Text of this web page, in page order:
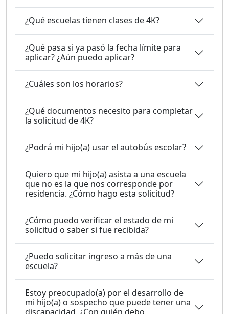
¿Qué escuelas tienen clases de 4K?
¿Qué pasa si ya pasó la fecha límite para
aplicar? ¿Aún puedo aplicar?
¿Cuáles son los horarios?
¿Qué documentos necesito para completar
la solicitud de 4K?
¿Podrá mi hijo(a) usar el autobús escolar?
Quiero que mi hijo(a) asista a una escuela
que no es la que nos corresponde por
residencia. ¿Cómo hago esta solicitud?
¿Cómo puedo verificar el estado de mi
solicitud o saber si fue recibida?
¿Puedo solicitar ingreso a más de una
escuela?
Estoy preocupado(a) por el desarrollo de
mi hijo(a) o sospecho que puede tener una